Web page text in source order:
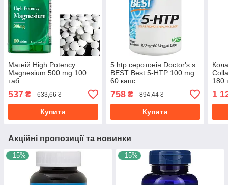
Магній High Potency
Magnesium 500 mg 100
таб
537 ₴ 633,66 ₴
Купити
5 htp серотонін Doctor's s
BEST Best 5-HTP 100 mg
60 капс
758₴ 894,44 ₴
Купити
180
1
Акційні пропозиції та новинки
–15% –15%